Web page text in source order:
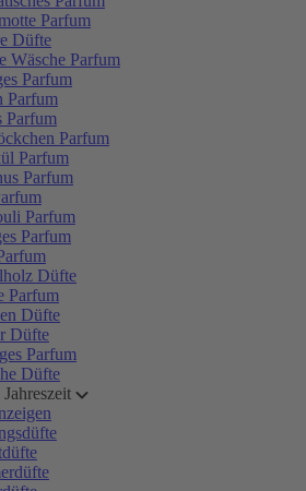
Parfum
Düfte
Wäsche Parfum
Parfum
Parfum
Parfum
Parfum
Parfum
Parfum
Parfum
Parfum
Düfte
Parfum
Düfte
Düfte
Parfum
Düfte